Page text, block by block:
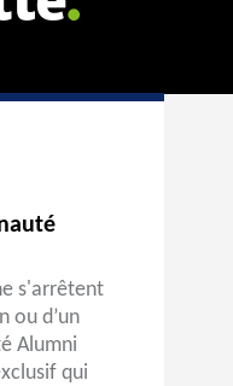
s'arrêtent
ou d’un
Alumni
qui